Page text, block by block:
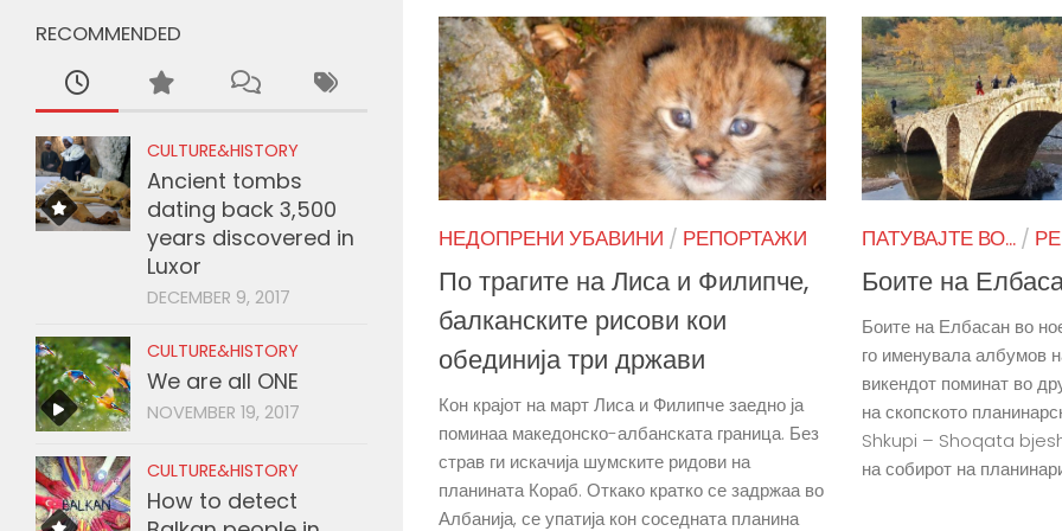
НЕДОПРЕНИ УБАВИНИ / РЕПОРТАЖИ
По трагите на Лиса и Филипче,
балканските рисови кои
обединија три држави
Кон крајот на март Лиса и Филипче заедно ја
поминаа македонско-албанската граница. Без
страв ги искачија шумските ридови на
планината Кораб. Откако кратко се задржаа во
Албанија, се упатија кон соседната планина
ПАТУВАЈТЕ ВО... /
Боите на
Боите на Елбасан во
го именувала албумов
викендот поминат во
на скопското
Shkupi – Shoqata
на собирот на
RECOMMENDED
CULTURE&HISTORY
Ancient tombs
dating back 3,500
years discovered in
Luxor
DECEMBER 9, 2017
CULTURE&HISTORY
We are all ONE
NOVEMBER 19, 2017
CULTURE&HISTORY
How to detect